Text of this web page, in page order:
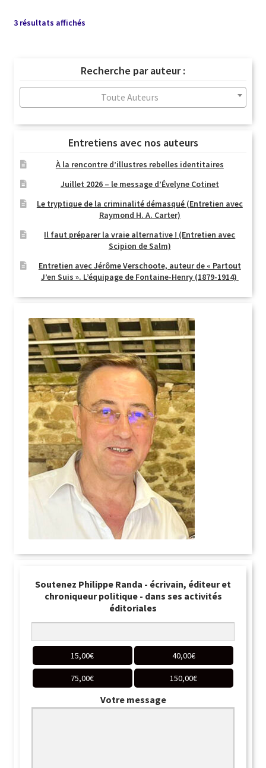
3 résultats affichésTrié
au
plus
ancien
Recherche par auteur :
Toute Auteurs
Entretiens avec nos auteurs
À la rencontre d’illustres rebelles identitaires
Juillet 2026 – le message d’Évelyne Cotinet
Le tryptique de la criminalité démasqué (Entretien avec
Raymond H. A. Carter)
Il faut préparer la vraie alternative ! (Entretien avec
Scipion de Salm)
Entretien avec Jérôme Verschoote, auteur de « Partout
J’en Suis ». L’équipage de Fontaine-Henry (1879-1914)
Soutenez Philippe Randa - écrivain, éditeur et
chroniqueur politique - dans ses activités
éditoriales
15,00€ 40,00€
75,00€ 150,00€
Votre message